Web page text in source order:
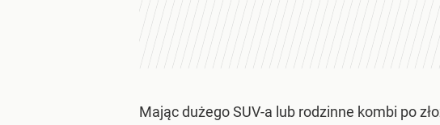
Mając dużego SUV-a lub rodzinne kombi po